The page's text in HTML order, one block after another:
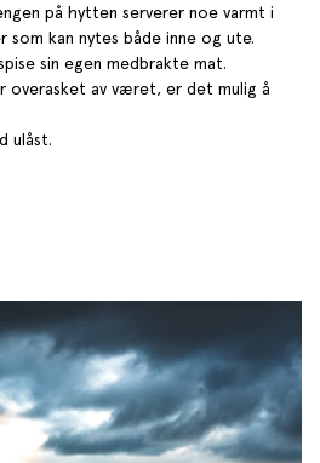
på hytten serverer noe varmt i
kan nytes både inne og ute.
sin egen medbrakte mat.
overasket av været, er det mulig å
ulåst.